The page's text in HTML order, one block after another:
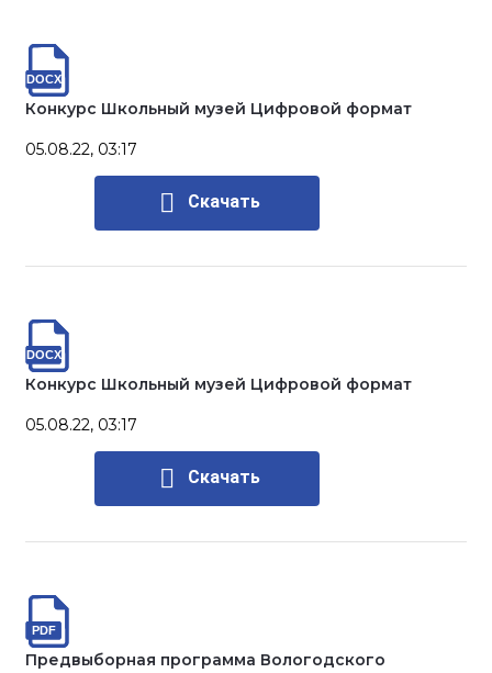
Конкурс Школьный музей Цифровой формат
05.08.22, 03:17
Скачать
Конкурс Школьный музей Цифровой формат
05.08.22, 03:17
Скачать
Предвыборная программа Вологодского